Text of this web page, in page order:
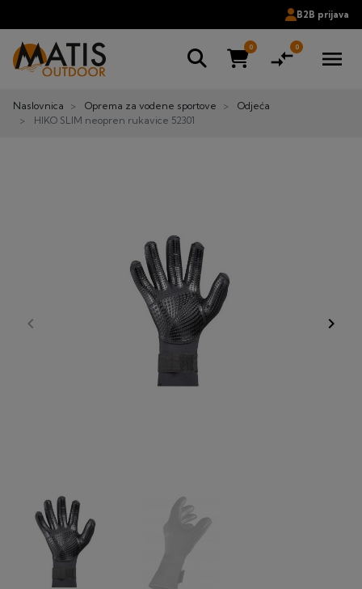
B2B prijava
0 compare_arrows0 menu
Naslovnica Oprema za vodene sportove
Odjeća
HIKO SLIM neopren rukavice 52301
Prije
keyboard_arrow_left Dalje
keyboard_arrow_right